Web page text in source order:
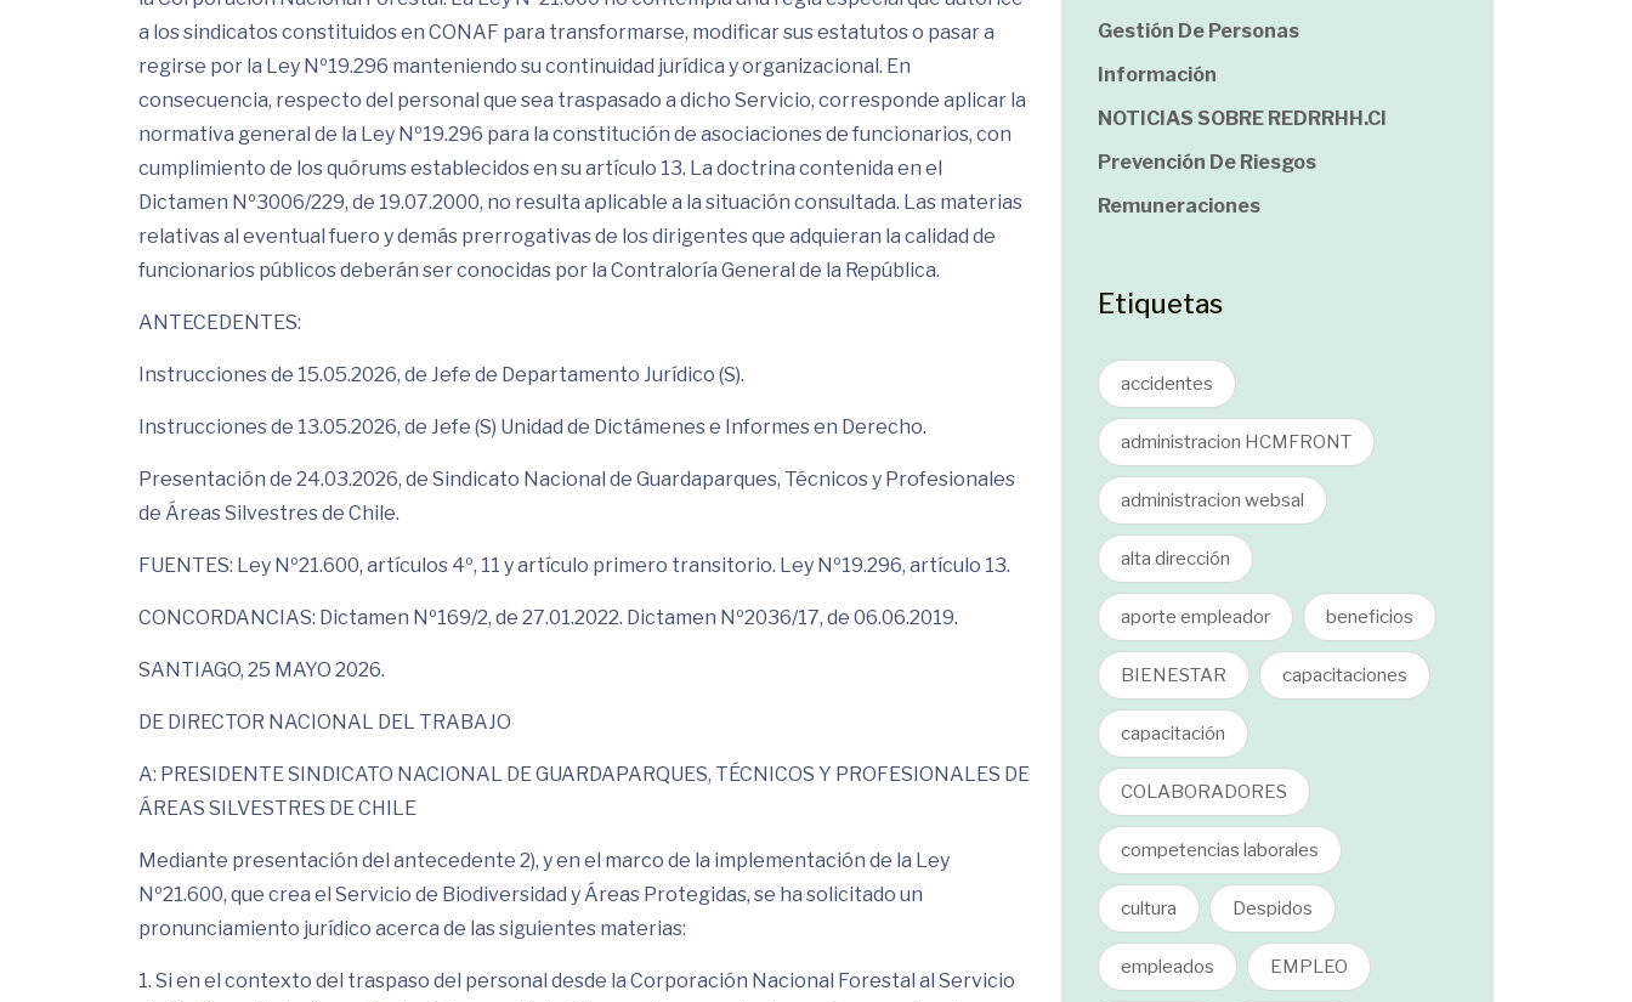
a los sindicatos constituidos en CONAF para transformarse, modificar sus estatutos o pasar a
regirse por la Ley Nº19.296 manteniendo su continuidad jurídica y organizacional. En
consecuencia, respecto del personal que sea traspasado a dicho Servicio, corresponde aplicar la
normativa general de la Ley Nº19.296 para la constitución de asociaciones de funcionarios, con
cumplimiento de los quórums establecidos en su artículo 13. La doctrina contenida en el
Dictamen Nº3006/229, de 19.07.2000, no resulta aplicable a la situación consultada. Las materias
relativas al eventual fuero y demás prerrogativas de los dirigentes que adquieran la calidad de
funcionarios públicos deberán ser conocidas por la Contraloría General de la República.
ANTECEDENTES:
Instrucciones de 15.05.2026, de Jefe de Departamento Jurídico (S).
Instrucciones de 13.05.2026, de Jefe (S) Unidad de Dictámenes e Informes en Derecho.
Presentación de 24.03.2026, de Sindicato Nacional de Guardaparques, Técnicos y Profesionales
de Áreas Silvestres de Chile.
FUENTES: Ley Nº21.600, artículos 4º, 11 y artículo primero transitorio. Ley Nº19.296, artículo 13.
CONCORDANCIAS: Dictamen Nº169/2, de 27.01.2022. Dictamen Nº2036/17, de 06.06.2019.
SANTIAGO, 25 MAYO 2026.
DE DIRECTOR NACIONAL DEL TRABAJO
A: PRESIDENTE SINDICATO NACIONAL DE GUARDAPARQUES, TÉCNICOS Y PROFESIONALES DE
ÁREAS SILVESTRES DE CHILE
Mediante presentación del antecedente 2), y en el marco de la implementación de la Ley
Nº21.600, que crea el Servicio de Biodiversidad y Áreas Protegidas, se ha solicitado un
pronunciamiento jurídico acerca de las siguientes materias:
1. Si en el contexto del traspaso del personal desde la Corporación Nacional Forestal al Servicio
Gestión De Personas
Información
NOTICIAS SOBRE REDRRHH.cl
Prevención De Riesgos
Remuneraciones
Etiquetas
accidentes
administracion HCMFRONT
administracion websal
alta dirección
aporte empleador beneficios
BIENESTAR capacitaciones
capacitación
COLABORADORES
competencias laborales
cultura Despidos
empleados EMPLEO